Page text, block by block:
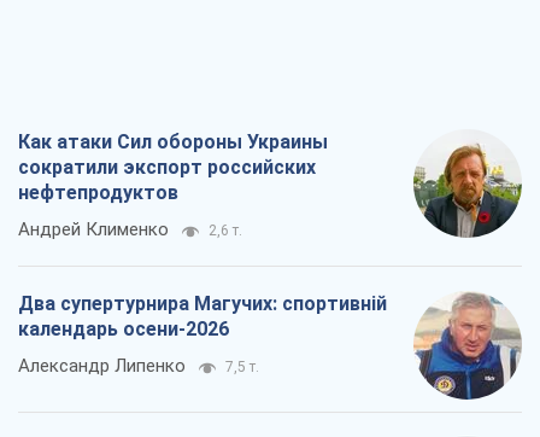
Как атаки Сил обороны Украины
сократили экспорт российских
нефтепродуктов
Андрей Клименко 2,6 т.
Два супертурнира Магучих: спортивній
календарь осени-2026
Александр Липенко 7,5 т.